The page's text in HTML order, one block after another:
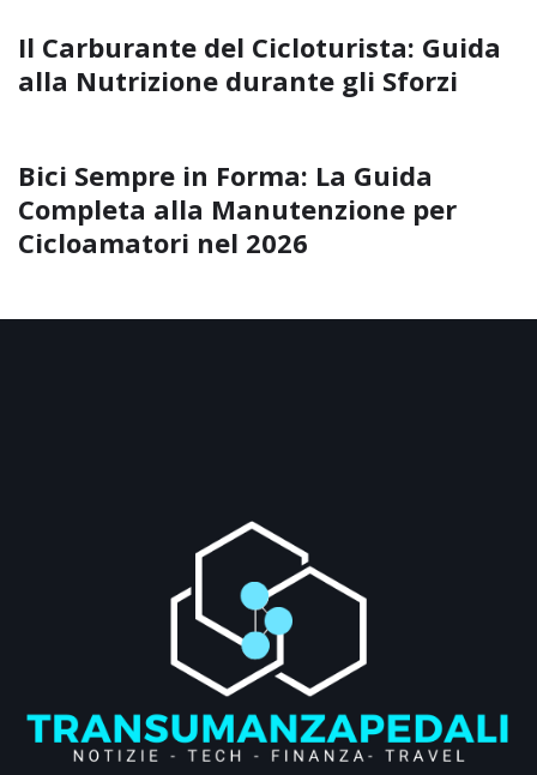
Il Carburante del Cicloturista: Guida
alla Nutrizione durante gli Sforzi
Bici Sempre in Forma: La Guida
Completa alla Manutenzione per
Cicloamatori nel 2026